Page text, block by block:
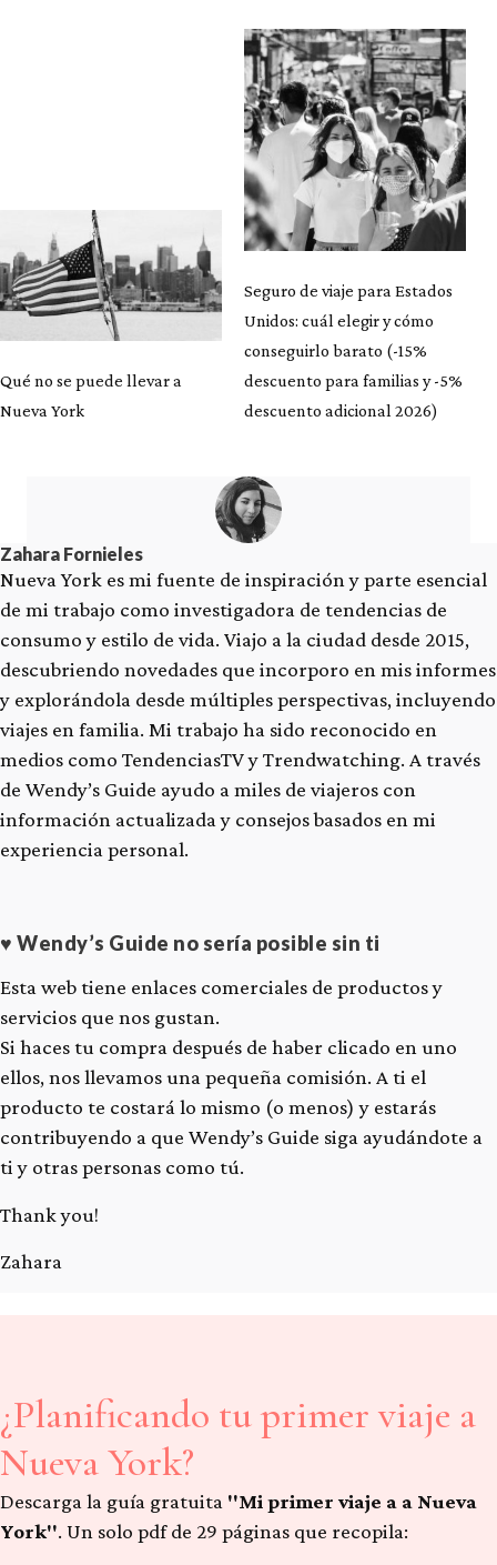
Qué no se puede llevar a
Nueva York
Seguro de viaje para Estados
Unidos: cuál elegir y cómo
conseguirlo barato (-15%
descuento para familias y -5%
descuento adicional 2026)
Zahara Fornieles
Nueva York es mi fuente de inspiración y parte esencial
de mi trabajo como investigadora de tendencias de
consumo y estilo de vida. Viajo a la ciudad desde 2015,
descubriendo novedades que incorporo en mis informes
y explorándola desde múltiples perspectivas, incluyendo
viajes en familia. Mi trabajo ha sido reconocido en
medios como TendenciasTV y Trendwatching. A través
de Wendy’s Guide ayudo a miles de viajeros con
información actualizada y consejos basados en mi
experiencia personal.
♥ Wendy’s Guide no sería posible sin ti
Esta web tiene enlaces comerciales de productos y
servicios que nos gustan.
Si haces tu compra después de haber clicado en uno
ellos, nos llevamos una pequeña comisión. A ti el
producto te costará lo mismo (o menos) y estarás
contribuyendo a que Wendy’s Guide siga ayudándote a
ti y otras personas como tú.
Thank you!
Zahara
¿Planificando tu primer viaje a
Nueva York?
Descarga la guía gratuita "Mi primer viaje a a Nueva
York". Un solo pdf de 29 páginas que recopila: